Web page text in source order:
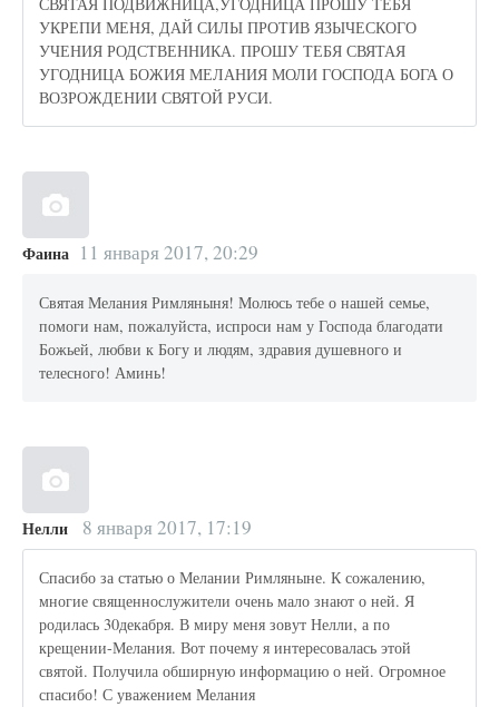
СВЯТАЯ ПОДВИЖНИЦА,УГОДНИЦА ПРОШУ ТЕБЯ
УКРЕПИ МЕНЯ, ДАЙ СИЛЫ ПРОТИВ ЯЗЫЧЕСКОГО
УЧЕНИЯ РОДСТВЕННИКА. ПРОШУ ТЕБЯ СВЯТАЯ
УГОДНИЦА БОЖИЯ МЕЛАНИЯ МОЛИ ГОСПОДА БОГА О
ВОЗРОЖДЕНИИ СВЯТОЙ РУСИ.
Фаина 11 января 2017, 20:29
Святая Мелания Римляныня! Молюсь тебе о нашей семье,
помоги нам, пожалуйста, испроси нам у Господа благодати
Божьей, любви к Богу и людям, здравия душевного и
телесного! Аминь!
Нелли 8 января 2017, 17:19
Спасибо за статью о Мелании Римляныне. К сожалению,
многие священнослужители очень мало знают о ней. Я
родилась 30декабря. В миру меня зовут Нелли, а по
крещении-Мелания. Вот почему я интересовалась этой
святой. Получила обширную информацию о ней. Огромное
спасибо! С уважением Мелания